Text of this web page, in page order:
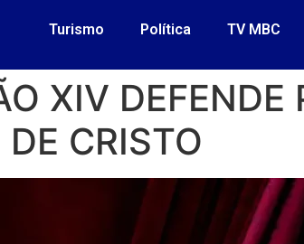
Turismo Política TV MBC
XIV
CRISTO